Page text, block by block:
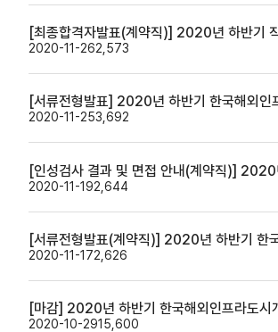
2020-11-262,573
2020-11-253,692
2020-11-192,644
2020-11-172,626
2020-10-2915,600